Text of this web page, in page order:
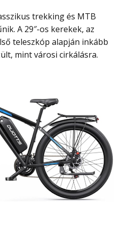
A 29″-os kerekek, az
teleszkóp alapján inkább
mint városi cirkálásra.